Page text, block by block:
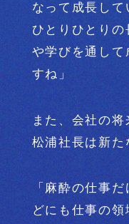
なって 成長して
ひとりひとり
や学びを通し
すね」
また、会社の将
松浦社長は新た
「麻酔の仕事
どにも 仕事の領